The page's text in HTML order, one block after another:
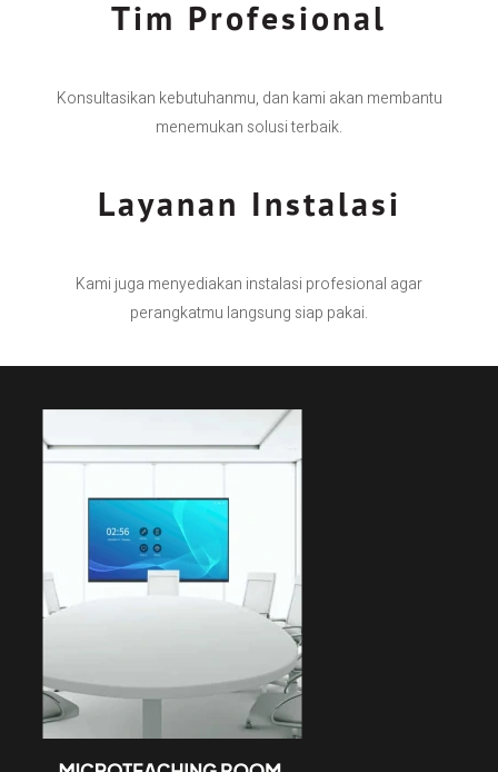
Tim Profesional
Konsultasikan kebutuhanmu, dan kami akan membantu
menemukan solusi terbaik.
Layanan Instalasi
Kami juga menyediakan instalasi profesional agar
perangkatmu langsung siap pakai.